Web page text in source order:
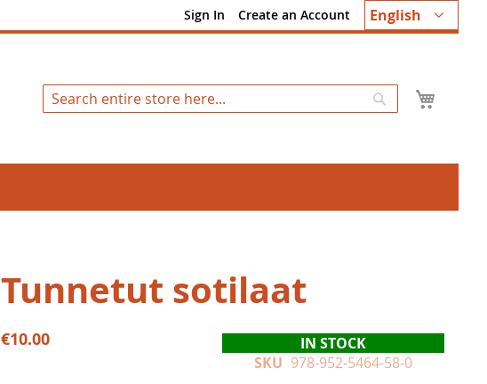
Language
English
Sign In Create an Account
Search
Tunnetut sotilaat
€10.00
IN STOCK
SKU 978-952-5464-58-0